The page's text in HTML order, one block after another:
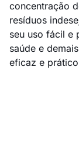
concentração
resíduos
seu uso fácil e
saúde e
eficaz e